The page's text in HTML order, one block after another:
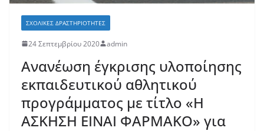
ΣΧΟΛΙΚΈΣ ΔΡΑΣΤΗΡΙΌΤΗΤΕΣ
24 Σεπτεμβρίου 2020 admin
Ανανέωση έγκρισης υλοποίησης
εκπαιδευτικού αθλητικού
προγράμματος με τίτλο «Η
ΑΣΚΗΣΗ ΕΙΝΑΙ ΦΑΡΜΑΚΟ» για